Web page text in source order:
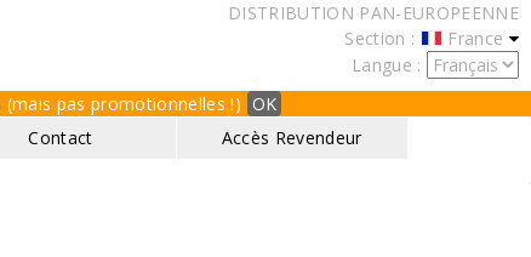
DISTRIBUTION PAN-EUROPEENNE
Section :
France
Langue :
pas promotionnelles !) OK
Contact Accès Revendeur